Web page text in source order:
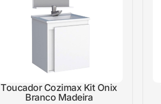
Toucador Cozimax Kit Onix
Branco Madeira